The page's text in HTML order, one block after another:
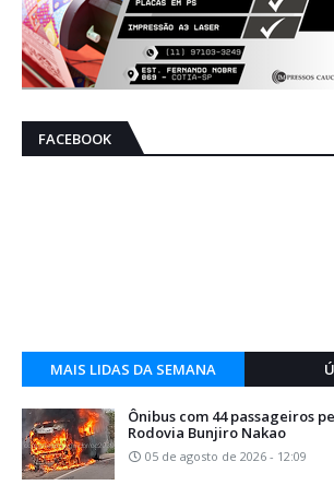
FACEBOOK
MAIS LIDAS DA SEMANA
Ônibus com 44 passageiros
Rodovia Bunjiro Nakao
05 de agosto de 2026 - 12:09